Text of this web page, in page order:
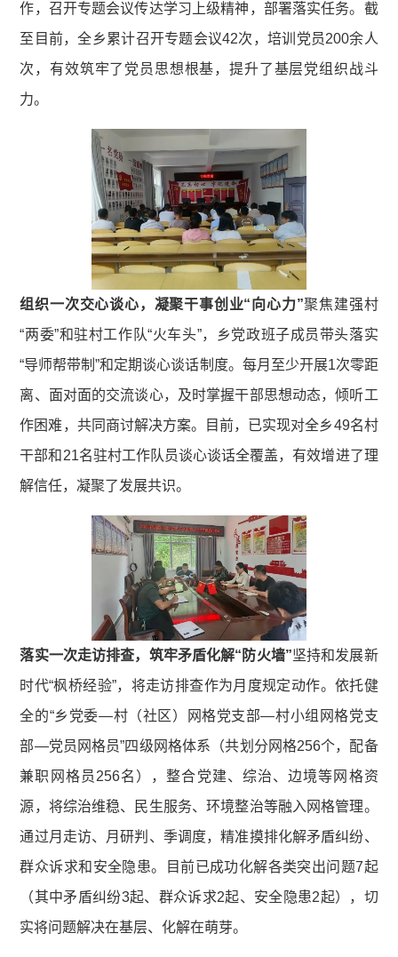
作，召开专题会议传达学习上级精神，部署落实任务。截
至目前，全乡累计召开专题会议42次，培训党员200余人
次，有效筑牢了党员思想根基，提升了基层党组织战斗
力。
组织一次交心谈心，凝聚干事创业“向心力”聚焦建强村
“两委”和驻村工作队“火车头”，乡党政班子成员带头落实
“导师帮带制”和定期谈心谈话制度。每月至少开展1次零距
离、面对面的交流谈心，及时掌握干部思想动态，倾听工
作困难，共同商讨解决方案。目前，已实现对全乡49名村
干部和21名驻村工作队员谈心谈话全覆盖，有效增进了理
解信任，凝聚了发展共识。
落实一次走访排查，筑牢矛盾化解“防火墙”坚持和发展新
时代“枫桥经验”，将走访排查作为月度规定动作。依托健
全的“乡党委—村（社区）网格党支部—村小组网格党支
部—党员网格员”四级网格体系（共划分网格256个，配备
兼职网格员256名），整合党建、综治、边境等网格资
源，将综治维稳、民生服务、环境整治等融入网格管理。
通过月走访、月研判、季调度，精准摸排化解矛盾纠纷、
群众诉求和安全隐患。目前已成功化解各类突出问题7起
（其中矛盾纠纷3起、群众诉求2起、安全隐患2起），切
实将问题解决在基层、化解在萌芽。